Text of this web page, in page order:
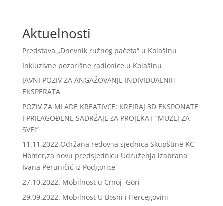
Aktuelnosti
Predstava „Dnevnik ružnog pačeta“ u Kolašinu
Inkluzivne pozorišne radionice u Kolašinu
JAVNI POZIV ZA ANGAŽOVANJE INDIVIDUALNIH
EKSPERATA
POZIV ZA MLADE KREATIVCE: KREIRAJ 3D EKSPONATE
I PRILAGOĐENE SADRŽAJE ZA PROJEKAT “MUZEJ ZA
SVE!”
11.11.2022.Održana redovna sjednica Skupštine KC
Homer,za novu predsjednicu Udruženja izabrana
Ivana Peruničić iz Podgorice
27.10.2022. Mobilnost u Crnoj Gori
29.09.2022. Mobilnost U Bosni i Hercegovini